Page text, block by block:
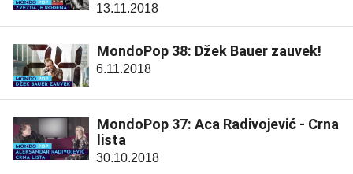
13.11.2018
MondoPop 38: Džek Bauer zauvek!
6.11.2018
MondoPop 37: Aca Radivojević - Crna
lista
30.10.2018